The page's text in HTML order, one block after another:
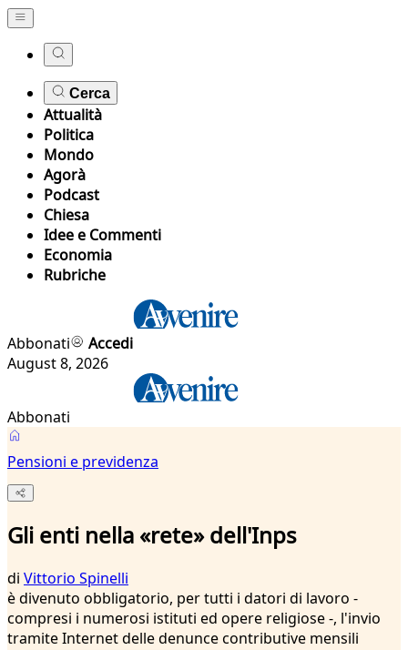
Cerca
Attualità
Politica
Mondo
Agorà
Podcast
Chiesa
Idee e Commenti
Economia
Rubriche
Abbonati
Accedi
August 8, 2026
Abbonati
Pensioni e previdenza
Gli enti nella «rete» dell'Inps
di Vittorio Spinelli
è divenuto obbligatorio, per tutti i datori di lavoro -
compresi i numerosi istituti ed opere religiose -, l'invio
tramite Internet delle denunce contributive mensili